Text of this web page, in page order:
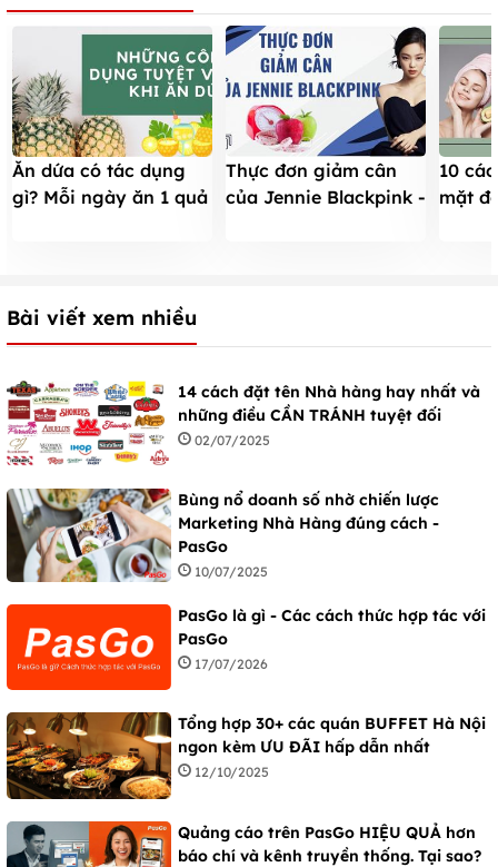
Ăn dứa có tác dụng
gì? Mỗi ngày ăn 1 quả
Thực đơn giảm cân
của Jennie Blackpink -
10
mặt
Bài viết xem nhiều
14 cách đặt tên Nhà hàng hay nhất và
những điều CẦN TRÁNH tuyệt đối
02/07/2025
Bùng nổ doanh số nhờ chiến lược
Marketing Nhà Hàng đúng cách -
PasGo
10/07/2025
PasGo là gì - Các cách thức hợp tác với
PasGo
17/07/2026
Tổng hợp 30+ các quán BUFFET Hà Nội
ngon kèm ƯU ĐÃI hấp dẫn nhất
12/10/2025
Quảng cáo trên PasGo HIỆU QUẢ hơn
báo chí và kênh truyền thống. Tại sao?